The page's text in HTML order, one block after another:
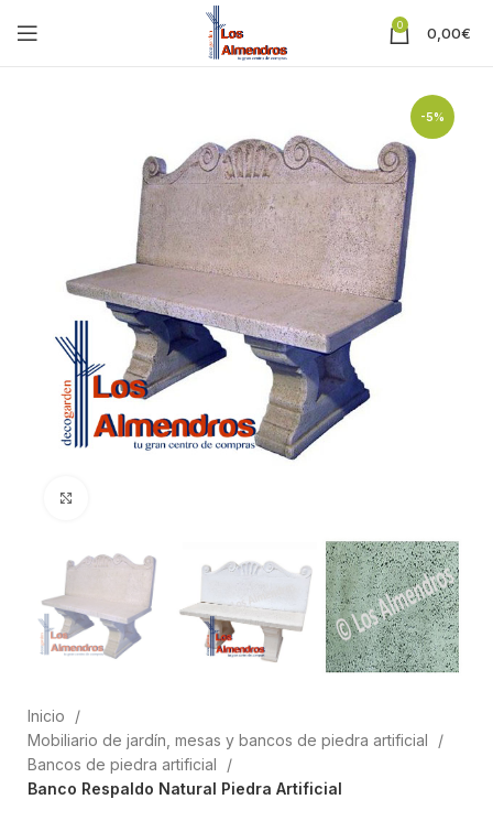
0 0,00€
-5%
Inicio
Mobiliario de jardín, mesas y bancos de piedra artificial
Bancos de piedra artificial
Banco Respaldo Natural Piedra Artificial